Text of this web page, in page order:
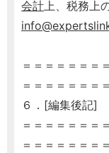
会計上、税務上
＝＝＝＝＝＝＝
＝＝＝＝＝＝＝
６．[編集後記]
＝＝＝＝＝＝＝
＝＝＝＝＝＝＝